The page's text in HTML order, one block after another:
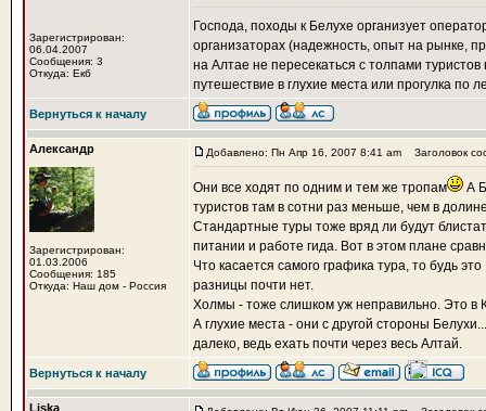
Зарегистрирован:
06.04.2007
Сообщения: 3
Откуда: Екб
Господа, походы к Белухе организует
организаторах (надежность, опыт на рынке,
на Алтае не пересекаться с толпами
путешествие в глухие места или прогулка по
Вернуться к началу
Александр
Зарегистрирован:
01.03.2006
Сообщения: 185
Откуда: Наш дом - Россия
Добавлено: Пн Апр 16, 2007 8:41 am Заголовок
Они все ходят по одним и тем же тропам
А
туристов там в сотни раз меньше, чем в
Стандартные туры тоже вряд ли будут
питании и работе гида. Вот в этом плане
Что касается самого графика тура, то будь
разницы почти нет.
Холмы - тоже слишком уж неправильно. Это в
А глухие места - они с другой стороны
далеко, ведь ехать почти через весь Алтай.
Вернуться к началу
Liska